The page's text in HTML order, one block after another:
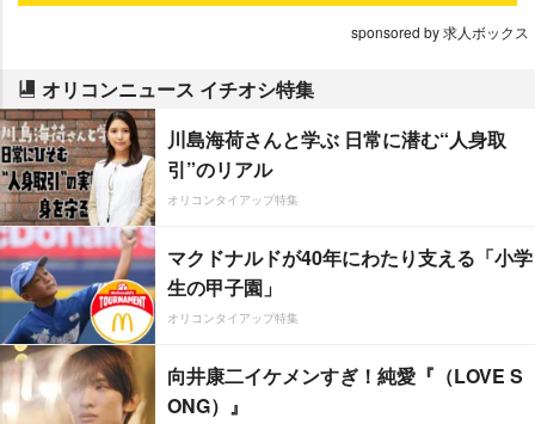
sponsored by 求人ボックス
オリコンニュース イチオシ特集
川島海荷さんと学ぶ 日常に潜む“人身取
引”のリアル
オリコンタイアップ特集
マクドナルドが40年にわたり支える「小学
生の甲子園」
オリコンタイアップ特集
向井康二イケメンすぎ！純愛『（LOVE S
ONG）』